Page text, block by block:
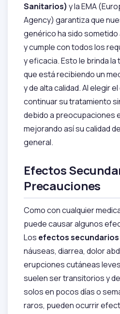
Sanitarios) y la EMA
Agency) garantiza que
genérico ha sido
y cumple con todos los
y eficacia. Esto le brinda
que está recibiendo un
y de alta calidad. Al elegir
continuar su tratamiento
debido a preocupaciones
mejorando así su calidad
general.
Efectos
Precauciones
Como con cualquier
puede causar algunos
Los efectos
náuseas, diarrea, dolor
erupciones cutáneas
suelen ser transitorios y
solos en pocos días o
raros, pueden ocurrir